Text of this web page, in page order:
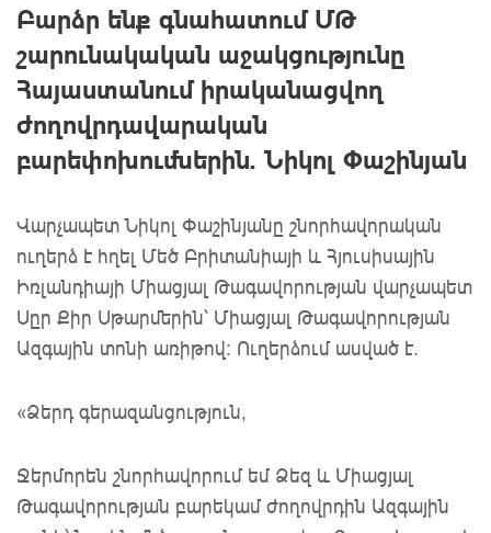
Բարձր ենք գնահատում ՄԹ
շարունակական աջակցությունը
Հայաստանում իրականացվող
ժողովրդավարական
բարեփոխումներին. Նիկոլ Փաշինյան
Վարչապետ Նիկոլ Փաշինյանը շնորհավորական
ուղերձ է հղել Մեծ Բրիտանիայի և Հյուսիսային
Իռլանդիայի Միացյալ Թագավորության վարչապետ
Սըր Քիր Սթարմերին՝ Միացյալ Թագավորության
Ազգային տոնի առիթով: Ուղերձում ասված է.
«Ձերդ գերազանցություն,
Ջերմորեն շնորհավորում եմ Ձեզ և Միացյալ
Թագավորության բարեկամ ժողովրդին Ազգային